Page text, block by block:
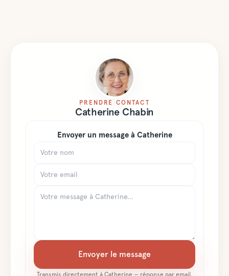
PRENDRE CONTACT
Catherine Chabin
Envoyer un message à Catherine
Envoyer le message